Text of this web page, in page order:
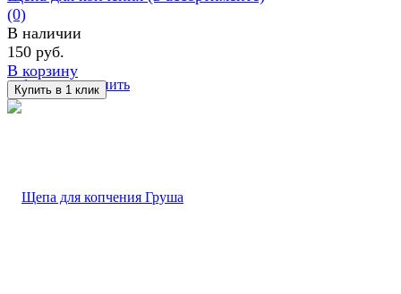
избранное сравнить
(0)
В наличии
150 руб.
В корзину